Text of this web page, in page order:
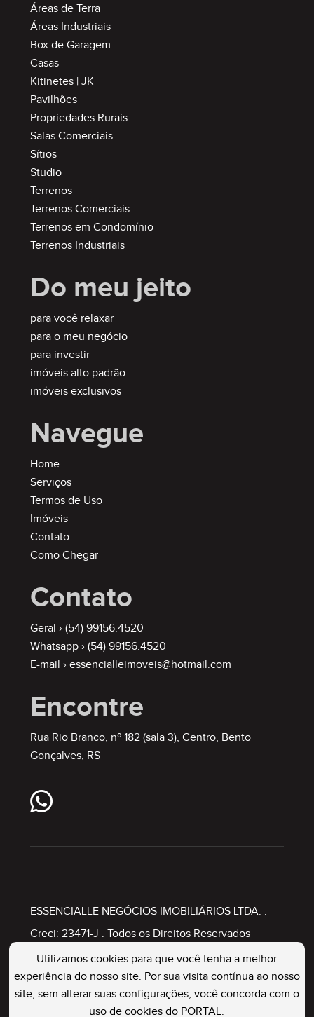
Áreas de Terra
Áreas Industriais
Box de Garagem
Casas
Kitinetes | JK
Pavilhões
Propriedades Rurais
Salas Comerciais
Sítios
Studio
Terrenos
Terrenos Comerciais
Terrenos em Condomínio
Terrenos Industriais
Do meu jeito
para você relaxar
para o meu negócio
para investir
imóveis alto padrão
imóveis exclusivos
Navegue
Home
Serviços
Termos de Uso
Imóveis
Contato
Como Chegar
Contato
Geral › (54) 99156.4520
Whatsapp › (54) 99156.4520
E-mail › essencialleimoveis@hotmail.com
Encontre
Rua Rio Branco, nº 182 (sala 3), Centro, Bento
Gonçalves, RS
ESSENCIALLE NEGÓCIOS IMOBILIÁRIOS LTDA. .
Creci: 23471-J . Todos os Direitos Reservados
Painel Imobiliário
Utilizamos cookies para que você tenha a melhor
experiência do nosso site. Por sua visita contínua ao nosso
site, sem alterar suas configurações, você concorda com o
uso de cookies do PORTAL.